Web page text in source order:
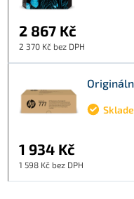
2 867 Kč
2 370 Kč bez DPH
1 934 Kč
1 598 Kč bez DPH